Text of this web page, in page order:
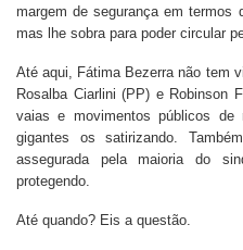
margem de segurança em termos
mas lhe sobra para poder circular
Até aqui, Fátima Bezerra não tem
Rosalba Ciarlini (PP) e Robinson
vaias e movimentos públicos
gigantes os satirizando.
assegurada pela maioria do
protegendo.
Até quando? Eis a questão.